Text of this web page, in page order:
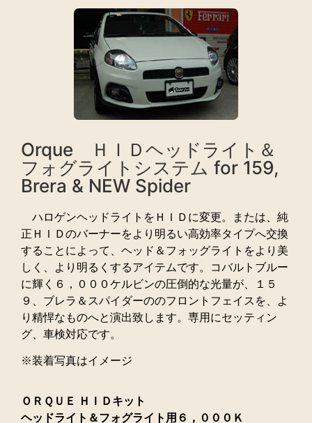
Orque ＨＩＤヘッドライト＆
フォグライトシステム for 159,
Brera & NEW Spider
ハロゲンヘッドライトをＨＩＤに変更。または、純
正ＨＩＤのバーナーをより明るい高効率タイプへ交換
することによって、ヘッド＆フォッグライトをより美
しく、より明るくするアイテムです。コバルトブルー
に輝く６，０００ケルビンの圧倒的な光量が、１５
９、ブレラ＆スパイダーののフロントフェイスを、よ
り精悍なものへと演出致します。専用にセッティン
グ、車検対応です。
※装着写真はイメージ
ＯＲＱＵＥ ＨＩＤキット
ヘッドライト＆フォグライト用６，０００Ｋ